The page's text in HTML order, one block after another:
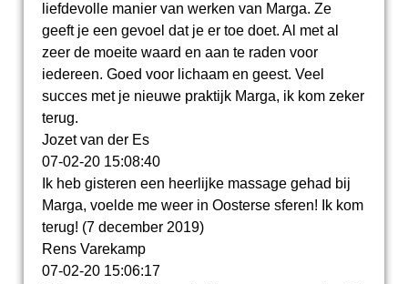
liefdevolle manier van werken van Marga. Ze
geeft je een gevoel dat je er toe doet. Al met al
zeer de moeite waard en aan te raden voor
iedereen. Goed voor lichaam en geest. Veel
succes met je nieuwe praktijk Marga, ik kom zeker
terug.
Jozet van der Es
07-02-20 15:08:40
Ik heb gisteren een heerlijke massage gehad bij
Marga, voelde me weer in Oosterse sferen! Ik kom
terug! (7 december 2019)
Rens Varekamp
07-02-20 15:06:17